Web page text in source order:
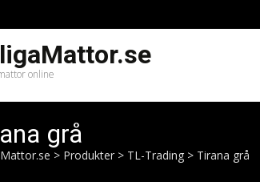
online
grå
> Produkter > TL-Trading > Tirana grå